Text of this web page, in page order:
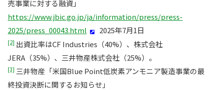
売事業に対する融資」
https://www.jbic.go.jp/ja/information/press/press-
2025/press_00043.html
2025年7月1日
[2] 出資比率はCF Industries（40%）、株式会社
JERA（35%）、三井物産株式会社（25%）。
[3] 三井物産「米国Blue Point低炭素アンモニア製造事業の最
終投資決断に関するお知らせ」